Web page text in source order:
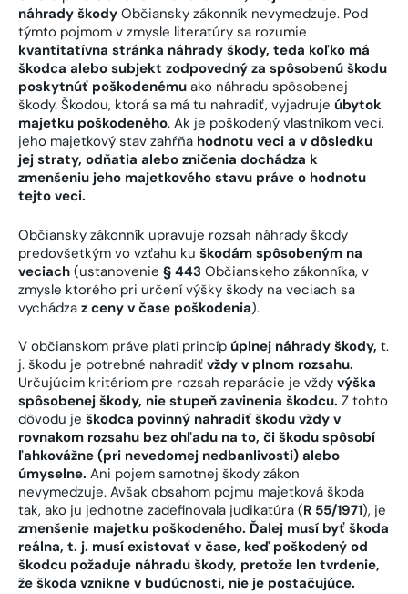
náhrady škody Občiansky zákonník nevymedzuje. Pod
týmto pojmom v zmysle literatúry sa rozumie
kvantitatívna stránka náhrady škody, teda koľko má
škodca alebo subjekt zodpovedný za spôsobenú škodu
poskytnúť poškodenému ako náhradu spôsobenej
škody. Škodou, ktorá sa má tu nahradiť, vyjadruje úbytok
majetku poškodeného. Ak je poškodený vlastníkom veci,
jeho majetkový stav zahŕňa hodnotu veci a v dôsledku
jej straty, odňatia alebo zničenia dochádza k
zmenšeniu jeho majetkového stavu práve o hodnotu
tejto veci.
Občiansky zákonník upravuje rozsah náhrady škody
predovšetkým vo vzťahu ku škodám spôsobeným na
veciach (ustanovenie § 443 Občianskeho zákonníka, v
zmysle ktorého pri určení výšky škody na veciach sa
vychádza z ceny v čase poškodenia).
V občianskom práve platí princíp úplnej náhrady škody, t.
j. škodu je potrebné nahradiť vždy v plnom rozsahu.
Určujúcim kritériom pre rozsah reparácie je vždy výška
spôsobenej škody, nie stupeň zavinenia škodcu. Z tohto
dôvodu je škodca povinný nahradiť škodu vždy v
rovnakom rozsahu bez ohľadu na to, či škodu spôsobí
ľahkovážne (pri nevedomej nedbanlivosti) alebo
úmyselne. Ani pojem samotnej škody zákon
nevymedzuje. Avšak obsahom pojmu majetková škoda
tak, ako ju jednotne zadefinovala judikatúra (R 55/1971), je
zmenšenie majetku poškodeného. Ďalej musí byť škoda
reálna, t. j. musí existovať v čase, keď poškodený od
škodcu požaduje náhradu škody, pretože len tvrdenie,
že škoda vznikne v budúcnosti, nie je postačujúce.